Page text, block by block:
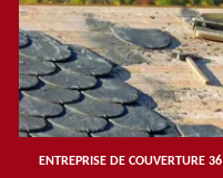
ENTREPRISE DE COUVERTURE 36